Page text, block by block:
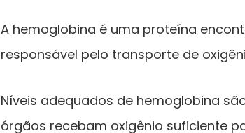
A hemoglobina é uma proteína
responsável pelo transporte de
Níveis adequados de hemoglobina
órgãos recebam oxigênio suficiente